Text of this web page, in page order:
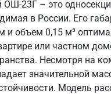
23Г – это
в России. Его
и объем 0,15 м³
или частном
Несмотря на
значительной
Модель